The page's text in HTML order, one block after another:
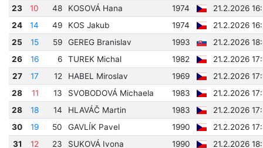
23
10 48 KOSOVÁ Hana 1974
21.2.2026
24
14 49 KOS Jakub 1974
21.2.2026
25
15 59 GEREG Branislav 1993
21.2.2026
26
16 6 TUREK Michal 1982
21.2.2026
27
17 12 HABEL Miroslav 1969
21.2.2026
28
11 13 SVOBODOVÁ Michaela 1983
21.2.2026
28
18 14 HLAVÁČ Martin 1983
21.2.2026
30
19 50 GAVLÍK Pavel 1990
21.2.2026
31
12 23 SUKOVÁ Ivona 1990
21.2.2026